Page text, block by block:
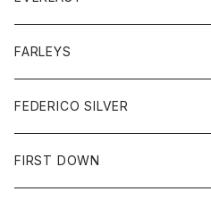
シャツ
セーター
ボトム
ショートパンツ
パンツ
レディース
コート
トップス
ジャケット
スエットシャツ
ボトム
スエットパンツ
グッズ
FARLEYS
FEDERICO SILVER
アクセサリー
FIRST DOWN